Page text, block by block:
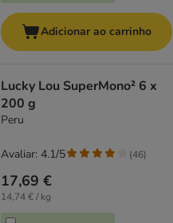
Adicionar ao carrinho
Lucky Lou SuperMono² 6 x
200 g
Peru
17,69 €
14,74 € / kg
Avaliar: 4.1/5 (46)